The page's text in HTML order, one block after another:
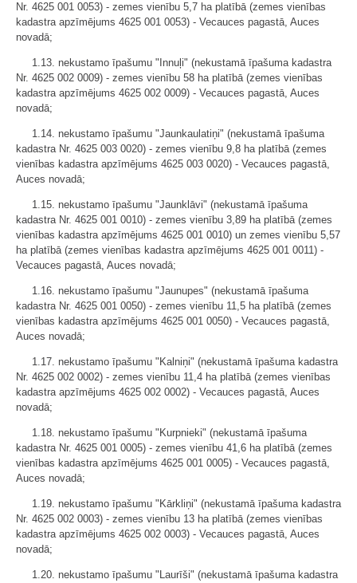
Nr. 4625 001 0053) - zemes vienību 5,7 ha platībā (zemes vienības
kadastra apzīmējums 4625 001 0053) - Vecauces pagastā, Auces
novadā;
1.13. nekustamo īpašumu "Innuļi" (nekustamā īpašuma kadastra
Nr. 4625 002 0009) - zemes vienību 58 ha platībā (zemes vienības
kadastra apzīmējums 4625 002 0009) - Vecauces pagastā, Auces
novadā;
1.14. nekustamo īpašumu "Jaunkaulatiņi" (nekustamā īpašuma
kadastra Nr. 4625 003 0020) - zemes vienību 9,8 ha platībā (zemes
vienības kadastra apzīmējums 4625 003 0020) - Vecauces pagastā,
Auces novadā;
1.15. nekustamo īpašumu "Jaunklāvi" (nekustamā īpašuma
kadastra Nr. 4625 001 0010) - zemes vienību 3,89 ha platībā (zemes
vienības kadastra apzīmējums 4625 001 0010) un zemes vienību 5,57
ha platībā (zemes vienības kadastra apzīmējums 4625 001 0011) -
Vecauces pagastā, Auces novadā;
1.16. nekustamo īpašumu "Jaunupes" (nekustamā īpašuma
kadastra Nr. 4625 001 0050) - zemes vienību 11,5 ha platībā (zemes
vienības kadastra apzīmējums 4625 001 0050) - Vecauces pagastā,
Auces novadā;
1.17. nekustamo īpašumu "Kalniņi" (nekustamā īpašuma kadastra
Nr. 4625 002 0002) - zemes vienību 11,4 ha platībā (zemes vienības
kadastra apzīmējums 4625 002 0002) - Vecauces pagastā, Auces
novadā;
1.18. nekustamo īpašumu "Kurpnieki" (nekustamā īpašuma
kadastra Nr. 4625 001 0005) - zemes vienību 41,6 ha platībā (zemes
vienības kadastra apzīmējums 4625 001 0005) - Vecauces pagastā,
Auces novadā;
1.19. nekustamo īpašumu "Kārkliņi" (nekustamā īpašuma kadastra
Nr. 4625 002 0003) - zemes vienību 13 ha platībā (zemes vienības
kadastra apzīmējums 4625 002 0003) - Vecauces pagastā, Auces
novadā;
1.20. nekustamo īpašumu "Laurīši" (nekustamā īpašuma kadastra